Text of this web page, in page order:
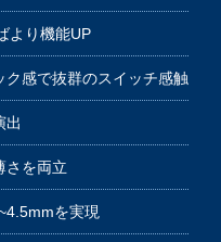
より機能UP
感で抜群のスイッチ感触
出
さを両立
を実現